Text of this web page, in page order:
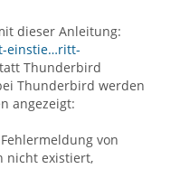
dieser Anleitung:
einstie…ritt-
Thunderbird
Thunderbird werden
angezeigt:
von
nicht existiert,